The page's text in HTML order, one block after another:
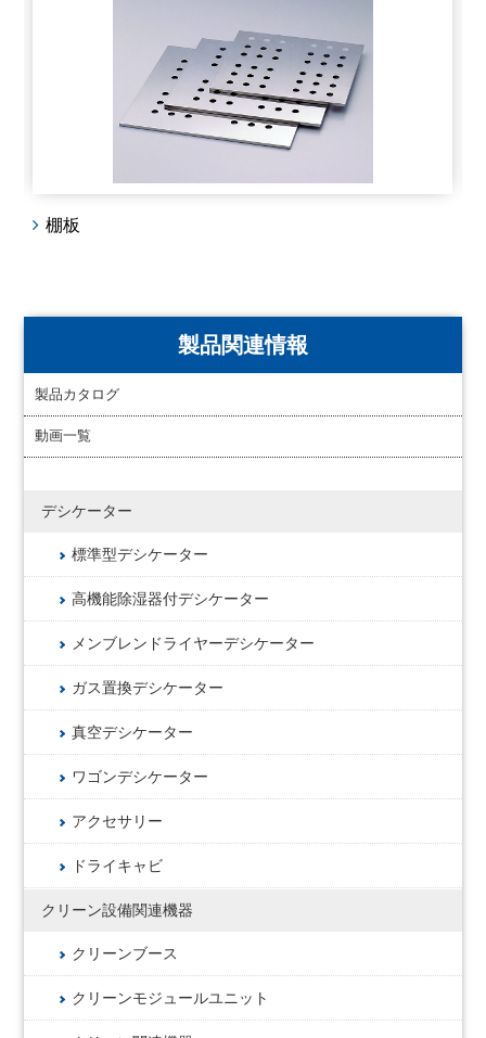
棚板
製品関連情報
製品カタログ
動画一覧
デシケーター
標準型デシケーター
高機能除湿器付デシケーター
メンブレンドライヤーデシケーター
ガス置換デシケーター
真空デシケーター
ワゴンデシケーター
アクセサリー
ドライキャビ
クリーン設備関連機器
クリーンブース
クリーンモジュールユニット